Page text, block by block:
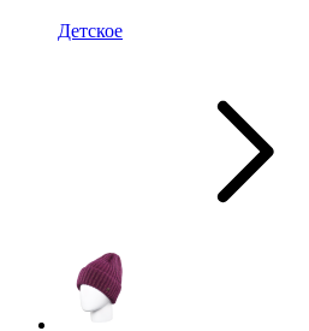
Детское